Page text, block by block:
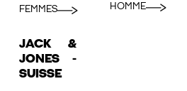
FEMMES HOMME
JACK &
JONES -
SUISSE